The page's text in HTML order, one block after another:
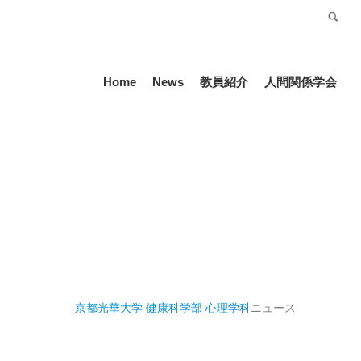
Home News 教員紹介 人間関係学会
京都光華大学 健康科学部 心理学科ニュース